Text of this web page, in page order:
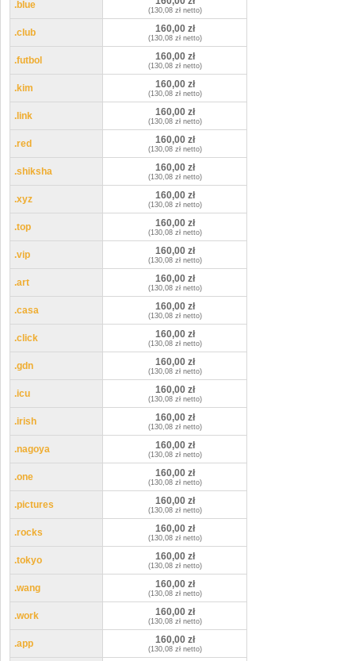
.blue (130,08 zł netto)
.club 160,00 zł
(130,08 zł netto)
.futbol 160,00 zł
(130,08 zł netto)
.kim 160,00 zł
(130,08 zł netto)
.link 160,00 zł
(130,08 zł netto)
.red 160,00 zł
(130,08 zł netto)
.shiksha 160,00 zł
(130,08 zł netto)
.xyz 160,00 zł
(130,08 zł netto)
.top 160,00 zł
(130,08 zł netto)
.vip 160,00 zł
(130,08 zł netto)
.art 160,00 zł
(130,08 zł netto)
.casa 160,00 zł
(130,08 zł netto)
.click 160,00 zł
(130,08 zł netto)
.gdn 160,00 zł
(130,08 zł netto)
.icu 160,00 zł
(130,08 zł netto)
.irish 160,00 zł
(130,08 zł netto)
.nagoya 160,00 zł
(130,08 zł netto)
.one 160,00 zł
(130,08 zł netto)
.pictures 160,00 zł
(130,08 zł netto)
.rocks 160,00 zł
(130,08 zł netto)
.tokyo 160,00 zł
(130,08 zł netto)
.wang 160,00 zł
(130,08 zł netto)
.work 160,00 zł
(130,08 zł netto)
.app 160,00 zł
(130,08 zł netto)